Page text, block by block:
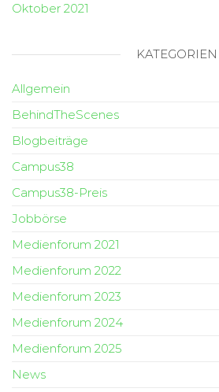
Oktober 2021
KATEGORIEN
Allgemein
BehindTheScenes
Blogbeiträge
Campus38
Campus38-Preis
Jobbörse
Medienforum 2021
Medienforum 2022
Medienforum 2023
Medienforum 2024
Medienforum 2025
News